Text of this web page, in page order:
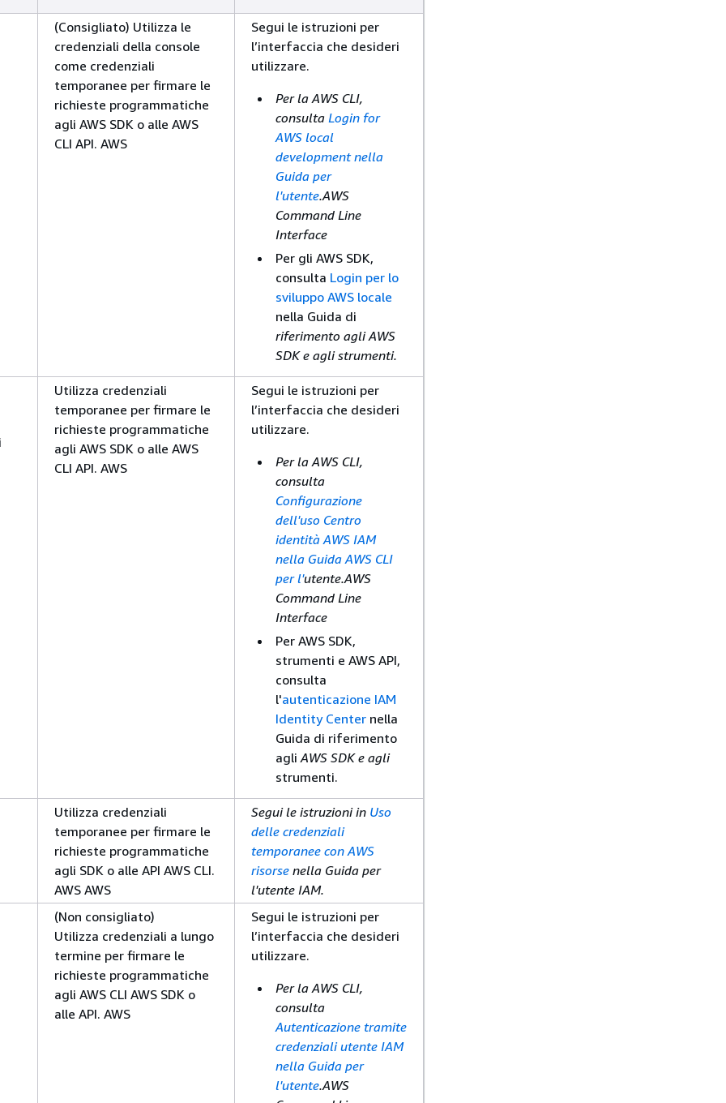
(Consigliato) Utilizza le
credenziali della console
come credenziali
temporanee per firmare le
richieste programmatiche
agli AWS SDK o alle AWS
CLI API. AWS
Segui le istruzioni per
l’interfaccia che desideri
utilizzare.
Per la AWS CLI,
consulta Login for
AWS local
development nella
Guida per
l'utente.AWS
Command Line
Interface
Per gli AWS SDK,
consulta Login per lo
sviluppo AWS locale
nella Guida di
riferimento agli AWS
SDK e agli strumenti.
Utilizza credenziali
temporanee per firmare le
richieste programmatiche
agli AWS SDK o alle AWS
CLI API. AWS
Segui le istruzioni per
l’interfaccia che desideri
utilizzare.
Per la AWS CLI,
consulta
Configurazione
dell'uso Centro
identità AWS IAM
nella Guida AWS CLI
per l'utente.AWS
Command Line
Interface
Per AWS SDK,
strumenti e AWS API,
consulta
l'autenticazione IAM
Identity Center nella
Guida di riferimento
agli AWS SDK e agli
strumenti.
Utilizza credenziali
temporanee per firmare le
richieste programmatiche
agli SDK o alle API AWS CLI.
AWS AWS
Segui le istruzioni in Uso
delle credenziali
temporanee con AWS
risorse nella Guida per
l'utente IAM.
(Non consigliato)
Utilizza credenziali a lungo
termine per firmare le
richieste programmatiche
agli AWS CLI AWS SDK o
alle API. AWS
Segui le istruzioni per
l’interfaccia che desideri
utilizzare.
Per la AWS CLI,
consulta
Autenticazione tramite
credenziali utente IAM
nella Guida per
l'utente.AWS